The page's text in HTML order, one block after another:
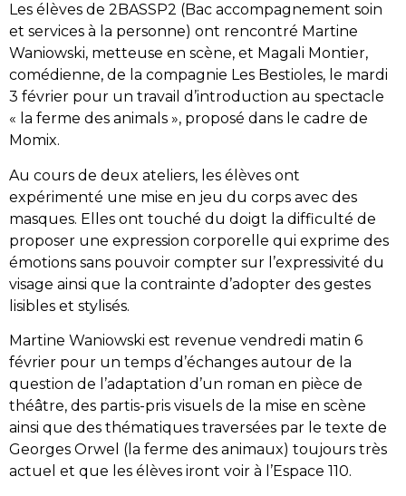
Les élèves de 2BASSP2 (Bac accompagnement soin
et services à la personne) ont rencontré Martine
Waniowski, metteuse en scène, et Magali Montier,
comédienne, de la compagnie Les Bestioles, le mardi
3 février pour un travail d’introduction au spectacle
« la ferme des animals », proposé dans le cadre de
Momix.
Au cours de deux ateliers, les élèves ont
expérimenté une mise en jeu du corps avec des
masques. Elles ont touché du doigt la difficulté de
proposer une expression corporelle qui exprime des
émotions sans pouvoir compter sur l’expressivité du
visage ainsi que la contrainte d’adopter des gestes
lisibles et stylisés.
Martine Waniowski est revenue vendredi matin 6
février pour un temps d’échanges autour de la
question de l’adaptation d’un roman en pièce de
théâtre, des partis-pris visuels de la mise en scène
ainsi que des thématiques traversées par le texte de
Georges Orwel (la ferme des animaux) toujours très
actuel et que les élèves iront voir à l’Espace 110.